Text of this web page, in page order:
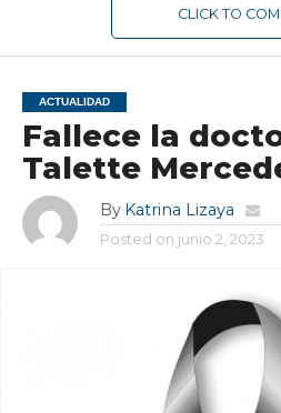
CLICK TO
ACTUALIDAD
Fallece la
Talette
By Katrina Lizaya
Posted on junio 2, 2023